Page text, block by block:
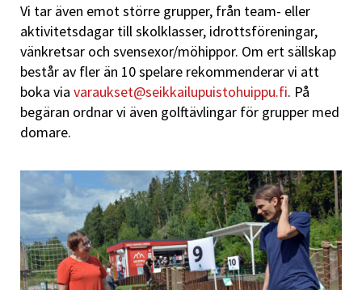
Vi tar även emot större grupper, från team- eller
aktivitetsdagar till skolklasser, idrottsföreningar,
vänkretsar och svensexor/möhippor. Om ert sällskap
består av fler än 10 spelare rekommenderar vi att
boka via varaukset@seikkailupuistohuippu.fi. På
begäran ordnar vi även golftävlingar för grupper med
domare.